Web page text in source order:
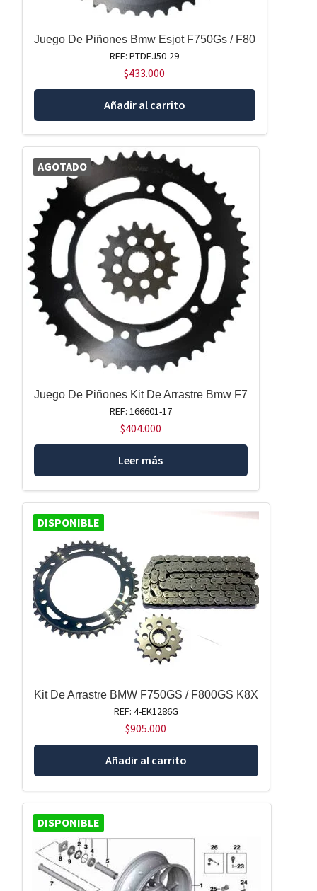
Juego De Piñones Bmw Esjot F750Gs / F80
REF: PTDEJ50-29
$433.000
Añadir al carrito
AGOTADO
Juego De Piñones Kit De Arrastre Bmw F7
REF: 166601-17
$404.000
Leer más
DISPONIBLE
Kit De Arrastre BMW F750GS / F800GS K8X
REF: 4-EK1286G
$905.000
Añadir al carrito
DISPONIBLE